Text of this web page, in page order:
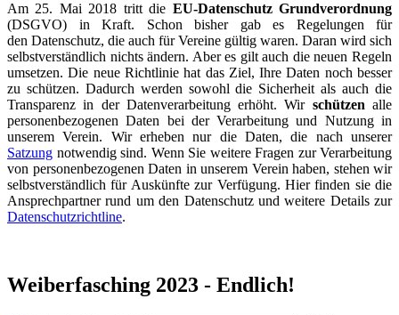
Am 25. Mai 2018 tritt die EU-Datenschutz Grundverordnung
(DSGVO) in Kraft. Schon bisher gab es Regelungen für
den Datenschutz, die auch für Vereine gültig waren. Daran wird sich
selbstverständlich nichts ändern. Aber es gilt auch die neuen Regeln
umsetzen. Die neue Richtlinie hat das Ziel, Ihre Daten noch besser
zu schützen. Dadurch werden sowohl die Sicherheit als auch die
Transparenz in der Datenverarbeitung erhöht. Wir schützen alle
personenbezogenen Daten bei der Verarbeitung und Nutzung in
unserem Verein. Wir erheben nur die Daten, die nach unserer
Satzung notwendig sind. Wenn Sie weitere Fragen zur Verarbeitung
von personenbezogenen Daten in unserem Verein haben, stehen wir
selbstverständlich für Auskünfte zur Verfügung. Hier finden sie die
Ansprechpartner rund um den Datenschutz und weitere Details zur
Datenschutzrichtline.
Weiberfasching 2023 - Endlich!